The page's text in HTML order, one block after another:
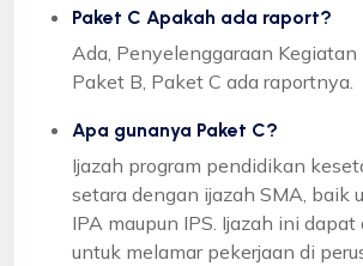
Paket C Apakah ada raport?
Ada, Penyelenggaraan Kegiatan
Paket B, Paket C ada raportnya.
Apa gunanya Paket C?
Ijazah program pendidikan
setara dengan ijazah SMA, baik
IPA maupun IPS. Ijazah ini dapat
untuk melamar pekerjaan di